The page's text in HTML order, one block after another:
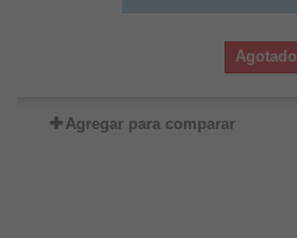
Agotado
Agregar para comparar